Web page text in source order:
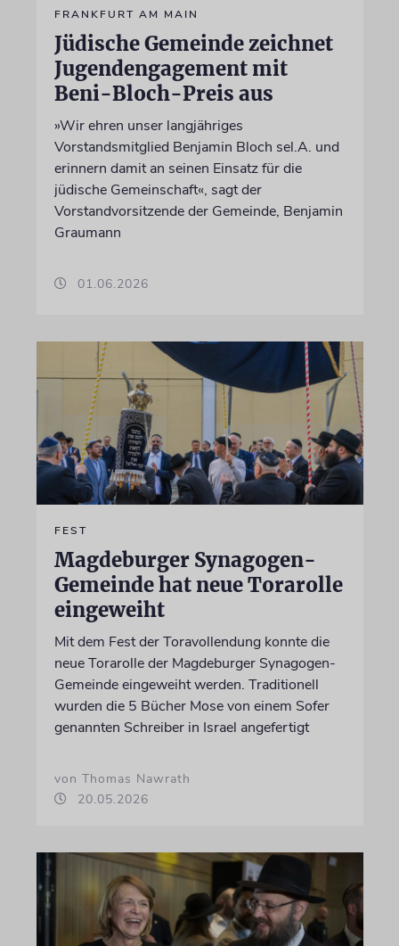
FRANKFURT AM MAIN
Jüdische Gemeinde zeichnet
Jugendengagement mit
Beni-Bloch-Preis aus
»Wir ehren unser langjähriges
Vorstandsmitglied Benjamin Bloch sel.A. und
erinnern damit an seinen Einsatz für die
jüdische Gemeinschaft«, sagt der
Vorstandvorsitzende der Gemeinde, Benjamin
Graumann
01.06.2026
FEST
Magdeburger Synagogen-
Gemeinde hat neue Torarolle
eingeweiht
Mit dem Fest der Toravollendung konnte die
neue Torarolle der Magdeburger Synagogen-
Gemeinde eingeweiht werden. Traditionell
wurden die 5 Bücher Mose von einem Sofer
genannten Schreiber in Israel angefertigt
von Thomas Nawrath
20.05.2026